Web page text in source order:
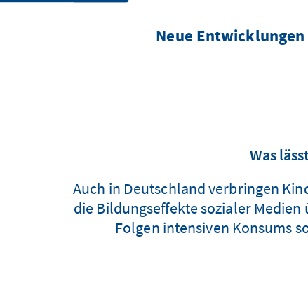
Neue
Was
Auch in Deutschland verbringen
die Bildungseffekte sozialer
Folgen intensiven Konsums